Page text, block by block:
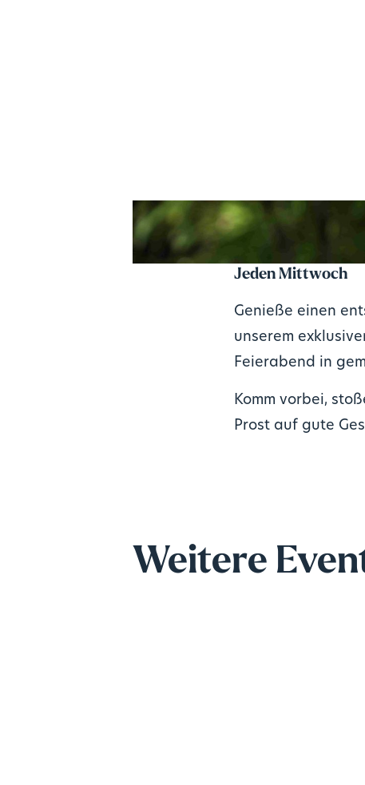
Jeden Mittwoch
Genieße einen
unserem
Feierabend in
Komm vorbei,
Prost auf gute
Weitere